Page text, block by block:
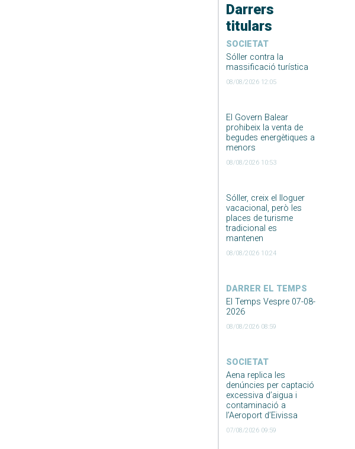
Darrers
titulars
SOCIETAT
Sóller contra la
massificació turística
08/08/2026 12:05
El Govern Balear
prohibeix la venta de
begudes energètiques a
menors
08/08/2026 10:53
Sóller, creix el lloguer
vacacional, però les
places de turisme
tradicional es
mantenen
08/08/2026 10:24
DARRER EL TEMPS
El Temps Vespre 07-08-
2026
08/08/2026 08:59
SOCIETAT
Aena replica les
denúncies per captació
excessiva d’aigua i
contaminació a
l’Aeroport d’Eivissa
07/08/2026 09:59